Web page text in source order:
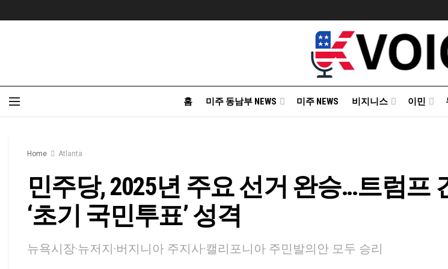
홈 미주 동남부 NEWS 미주 NEWS 비지니스 이민
Home Atlanta
민주당, 2025년 주요 선거 완승…트럼프
‘초기 국민투표’ 성격
뉴욕시장·뉴저지·버지니아 주지사·캘리포니아 주민발의안 모두 승리